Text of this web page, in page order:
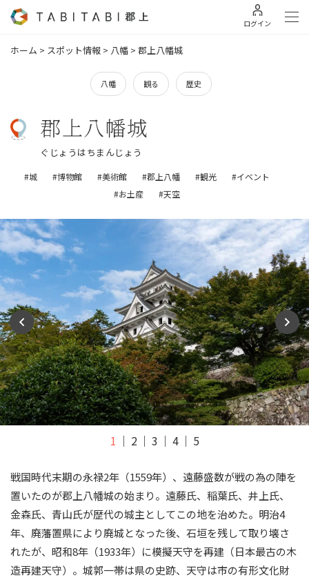
ログイン
ホーム > スポット情報 > 八幡 > 郡上八幡城
八幡 観る 歴史
郡上八幡城
ぐじょうはちまんじょう
#城 #博物館 #美術館 #郡上八幡 #観光
#イベント
#お土産
#天空
1 2 3 4 5
戦国時代末期の永禄2年（1559年）、遠藤盛数が戦の為の陣を
置いたのが郡上八幡城の始まり。遠藤氏、稲葉氏、井上氏、
金森氏、青山氏が歴代の城主としてこの地を治めた。明治4
年、廃藩置県により廃城となった後、石垣を残して取り壊さ
れたが、昭和8年（1933年）に模擬天守を再建（日本最古の木
造再建天守）。城郭一帯は県の史跡、天守は市の有形文化財